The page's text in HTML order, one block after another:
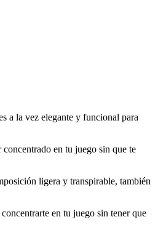
a la vez elegante y funcional para
en tu juego sin que te
ligera y transpirable, también
en tu juego sin tener que